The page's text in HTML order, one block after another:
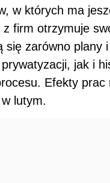
w których ma
z firm otrzymuje
się zarówno plany i
jak i
Efekty prac
lutym.